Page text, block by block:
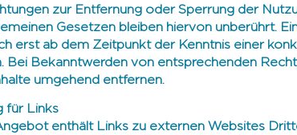
zur Entfernung oder Sperrung der
Gesetzen bleiben hiervon unberührt.
erst ab dem Zeitpunkt der Kenntnis einer
Bei Bekanntwerden von entsprechenden
umgehend entfernen.
für Links
enthält Links zu externen Websites